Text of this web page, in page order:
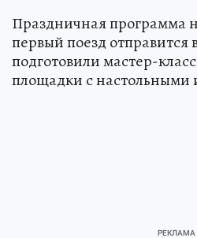
Праздничная программа
первый поезд отправится
подготовили мастер-
площадки с настольными